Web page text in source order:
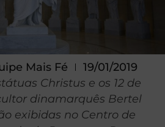
Mais Fé
19/01/2019
Christus e os 12 de
dinamarquês Bertel
exibidas no Centro de